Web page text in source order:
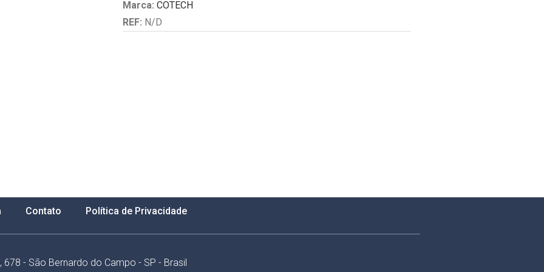
Marca: COTECH
REF: N/D
Contato Política de Privacidade
678 - São Bernardo do Campo - SP - Brasil